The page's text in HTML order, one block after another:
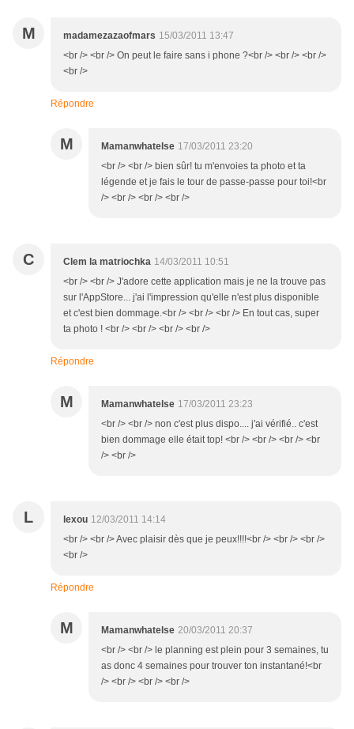
M madamezazaofmars 15/03/2011 13:47
<br /> <br /> On peut le faire sans i phone ?<br /> <br /> <br />
<br />
Répondre
M Mamanwhatelse 17/03/2011 23:20
<br /> <br /> bien sûr! tu m'envoies ta photo et ta
légende et je fais le tour de passe-passe pour toi!<br
/> <br /> <br /> <br />
C Clem la matriochka 14/03/2011 10:51
<br /> <br /> J'adore cette application mais je ne la trouve pas
sur l'AppStore... j'ai l'impression qu'elle n'est plus disponible
et c'est bien dommage.<br /> <br /> <br /> En tout cas, super
ta photo ! <br /> <br /> <br /> <br />
Répondre
M Mamanwhatelse 17/03/2011 23:23
<br /> <br /> non c'est plus dispo.... j'ai vérifié.. c'est
bien dommage elle était top! <br /> <br /> <br /> <br
/> <br />
L lexou 12/03/2011 14:14
<br /> <br /> Avec plaisir dès que je peux!!!!<br /> <br /> <br />
<br />
Répondre
M Mamanwhatelse 20/03/2011 20:37
<br /> <br /> le planning est plein pour 3 semaines, tu
as donc 4 semaines pour trouver ton instantané!<br
/> <br /> <br /> <br />